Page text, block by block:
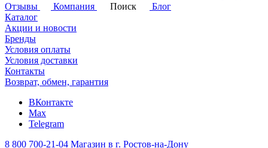
Отзывы
Компания Поиск
Блог
Каталог
Акции и новости
Бренды
Условия оплаты
Условия доставки
Контакты
Возврат, обмен, гарантия
ВКонтакте
Max
Telegram
8 800 700-21-04 Магазин в г. Ростов-на-Дону